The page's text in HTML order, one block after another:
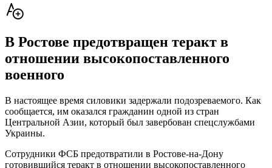
В Ростове предотвращен теракт в
отношении высокопоставленного
военного
В настоящее время силовики задержали подозреваемого. Как
сообщается, им оказался гражданин одной из стран
Центральной Азии, который был завербован спецслужбами
Украины.
Сотрудники ФСБ предотвратили в Ростове-на-Дону
готовившийся теракт в отношении высокопоставленного